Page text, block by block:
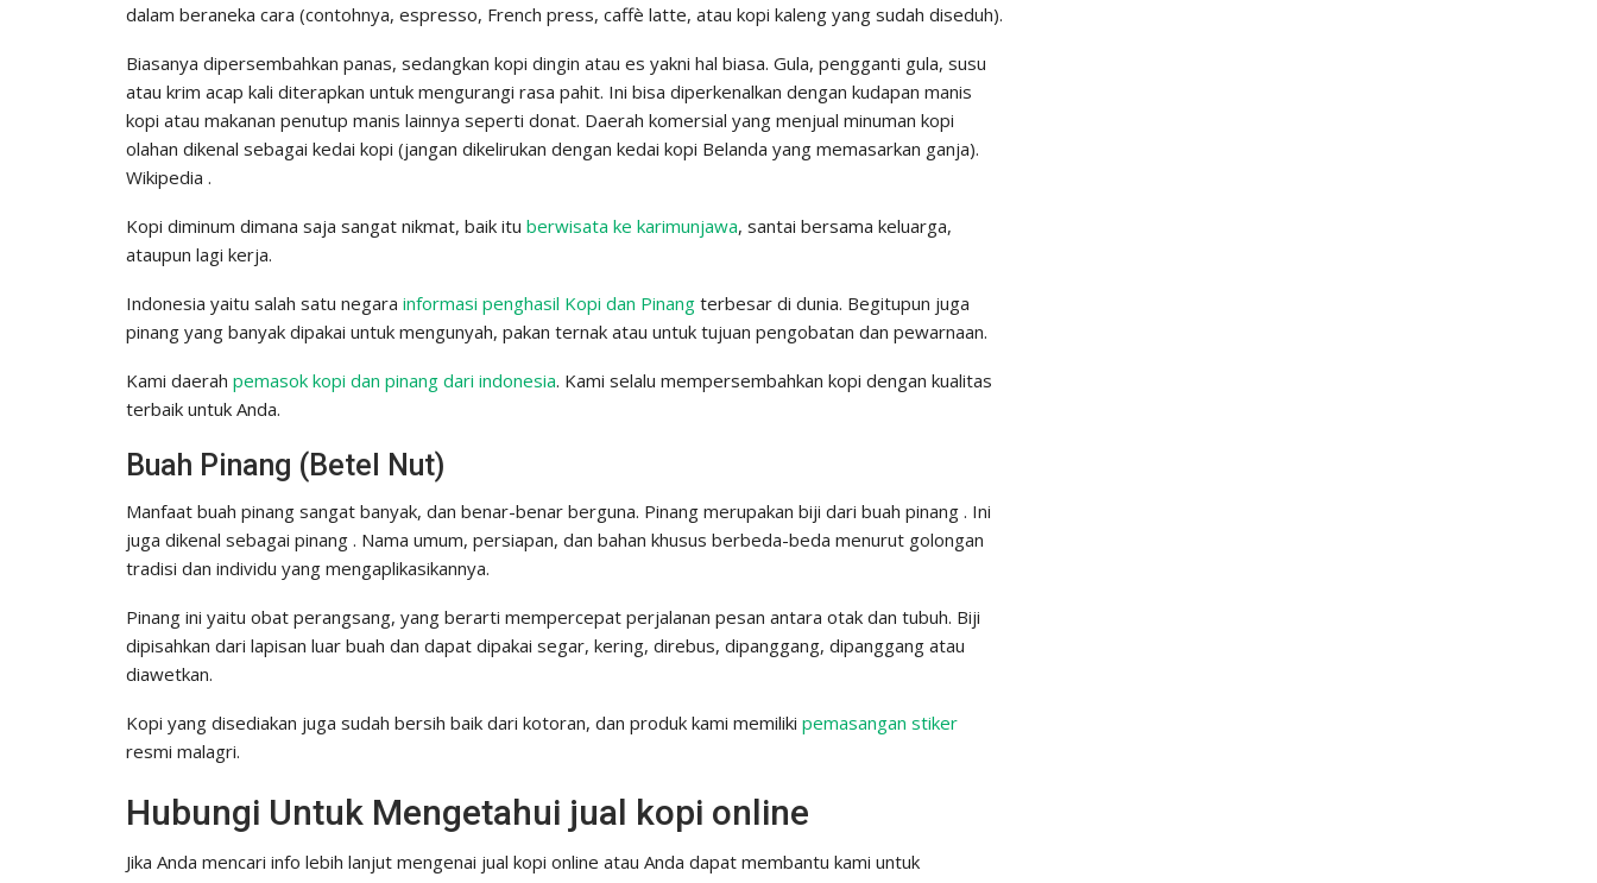
dalam beraneka cara (contohnya, espresso, French press, caffè latte, atau kopi kaleng yang sudah diseduh).
Biasanya dipersembahkan panas, sedangkan kopi dingin atau es yakni hal biasa. Gula, pengganti gula, susu
atau krim acap kali diterapkan untuk mengurangi rasa pahit. Ini bisa diperkenalkan dengan kudapan manis
kopi atau makanan penutup manis lainnya seperti donat. Daerah komersial yang menjual minuman kopi
olahan dikenal sebagai kedai kopi (jangan dikelirukan dengan kedai kopi Belanda yang memasarkan ganja).
Wikipedia .
Kopi diminum dimana saja sangat nikmat, baik itu berwisata ke karimunjawa, santai bersama keluarga,
ataupun lagi kerja.
Indonesia yaitu salah satu negara informasi penghasil Kopi dan Pinang terbesar di dunia. Begitupun juga
pinang yang banyak dipakai untuk mengunyah, pakan ternak atau untuk tujuan pengobatan dan pewarnaan.
Kami daerah pemasok kopi dan pinang dari indonesia. Kami selalu mempersembahkan kopi dengan kualitas
terbaik untuk Anda.
Buah Pinang (Betel Nut)
Manfaat buah pinang sangat banyak, dan benar-benar berguna. Pinang merupakan biji dari buah pinang . Ini
juga dikenal sebagai pinang . Nama umum, persiapan, dan bahan khusus berbeda-beda menurut golongan
tradisi dan individu yang mengaplikasikannya.
Pinang ini yaitu obat perangsang, yang berarti mempercepat perjalanan pesan antara otak dan tubuh. Biji
dipisahkan dari lapisan luar buah dan dapat dipakai segar, kering, direbus, dipanggang, dipanggang atau
diawetkan.
Kopi yang disediakan juga sudah bersih baik dari kotoran, dan produk kami memiliki pemasangan stiker
resmi malagri.
Hubungi Untuk Mengetahui jual kopi online
Jika Anda mencari info lebih lanjut mengenai jual kopi online atau Anda dapat membantu kami untuk